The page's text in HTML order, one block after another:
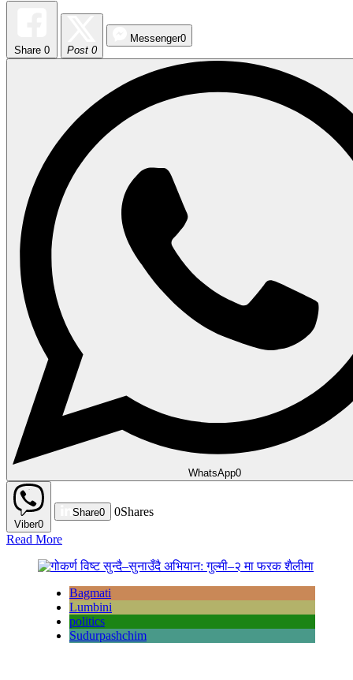
Share 0 Post 0
Messenger0
WhatsApp0
Viber0
Share0 0Shares
Read More
Bagmati
Lumbini
politics
Sudurpashchim